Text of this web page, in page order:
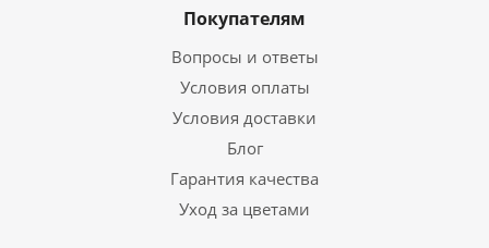
Покупателям
Вопросы и ответы
Условия оплаты
Условия доставки
Блог
Гарантия качества
Уход за цветами